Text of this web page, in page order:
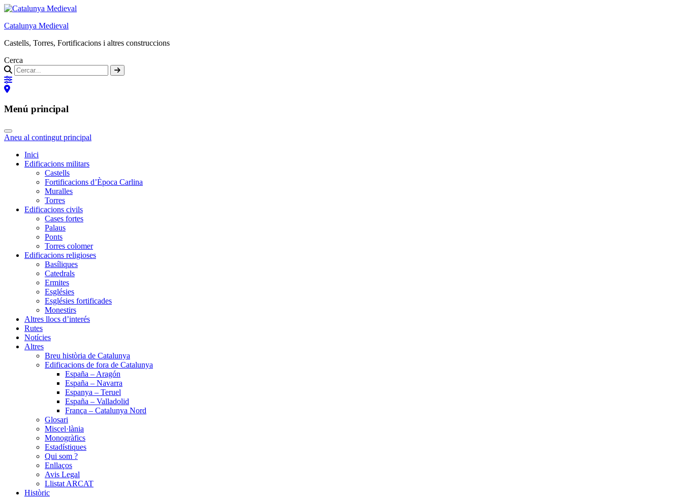
Catalunya Medieval
Castells, Torres, Fortificacions i altres construccions
Cerca
Menú principal
Aneu al contingut principal
Inici
Edificacions militars
Castells
Fortificacions d’Època Carlina
Muralles
Torres
Edificacions civils
Cases fortes
Palaus
Ponts
Torres colomer
Edificacions religioses
Basíliques
Catedrals
Ermites
Esglésies
Esglésies fortificades
Monestirs
Altres llocs d’interés
Rutes
Notícies
Altres
Breu història de Catalunya
Edificacions de fora de Catalunya
España – Aragón
España – Navarra
Espanya – Teruel
España – Valladolid
França – Catalunya Nord
Glosari
Miscel·lània
Monogràfics
Estadístiques
Qui som ?
Enllaços
Avis Legal
Llistat ARCAT
Històric